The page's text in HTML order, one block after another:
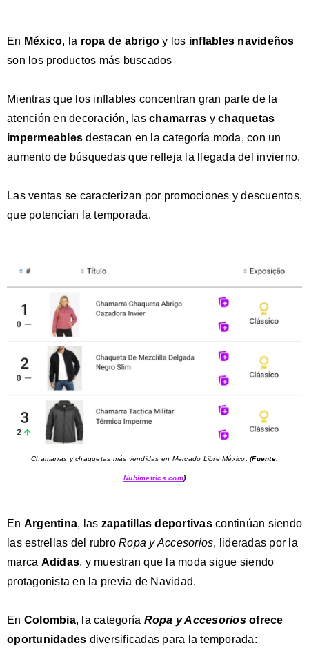
En México, la ropa de abrigo y los inflables navideños
son los productos más buscados
Mientras que los inflables concentran gran parte de la
atención en decoración, las chamarras y chaquetas
impermeablesdestacan en la categoría moda, con un
aumento de búsquedas que refleja la llegada del invierno.
Las ventas se caracterizan por promociones y descuentos,
que potencian la temporada.
Chamarras y chaquetas más vendidas en Mercado Libre México (Fuente:
Nubimetrics.com)
En Argentina, las zapatillas deportivascontinúan siendo
las estrellas del rubro Ropa y Accesorios, lideradas por la
marca Adidas, y muestran que la moda sigue siendo
protagonista en la previa de Navidad.
En Colombia, la categoría Ropa y Accesorios ofrece
oportunidades diversificadas para la temporada: